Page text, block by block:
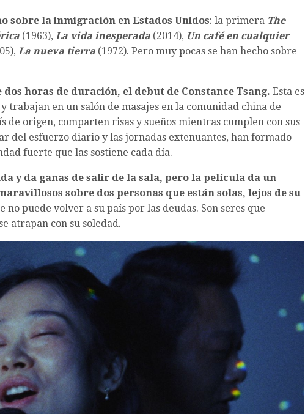
sobre la inmigración en Estados Unidos: la primera The
(1963), La vida inesperada (2014), Un café en cualquier
La nueva tierra (1972). Pero muy pocas se han hecho sobre
horas de duración, el debut de Constance Tsang. Esta es
trabajan en un salón de masajes en la comunidad china de
de origen, comparten risas y sueños mientras cumplen con sus
del esfuerzo diario y las jornadas extenuantes, han formado
fuerte que las sostiene cada día.
y da ganas de salir de la sala, pero la película da un
sobre dos personas que están solas, lejos de su
no puede volver a su país por las deudas. Son seres que
atrapan con su soledad.